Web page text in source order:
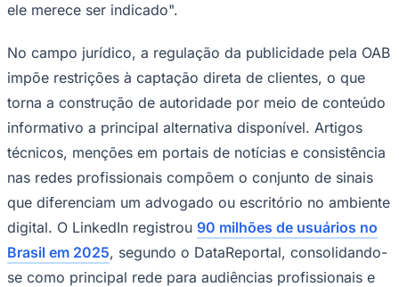
Flamengo
ele merece ser indicado".
No campo jurídico, a regulação da publicidade pela OAB
impõe restrições à captação direta de clientes, o que
torna a construção de autoridade por meio de conteúdo
informativo a principal alternativa disponível. Artigos
técnicos, menções em portais de notícias e consistência
nas redes profissionais compõem o conjunto de sinais
que diferenciam um advogado ou escritório no ambiente
digital. O LinkedIn registrou 90 milhões de usuários no
Brasil em 2025, segundo o DataReportal, consolidando-
se como principal rede para audiências profissionais e